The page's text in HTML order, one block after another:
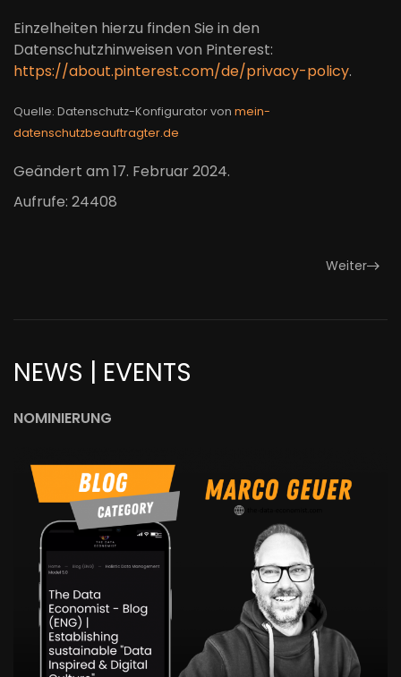
Einzelheiten hierzu finden Sie in den
Datenschutzhinweisen von Pinterest:
https://about.pinterest.com/de/privacy-policy.
Quelle: Datenschutz-Konfigurator von mein-
datenschutzbeauftragter.de
Geändert am 17. Februar 2024.
Aufrufe: 24408
Weiter
NEWS | EVENTS
NOMINIERUNG